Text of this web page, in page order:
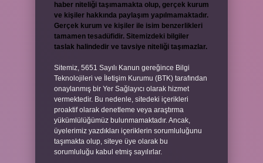
haber niteliği taşımamakta olup, gerçek kurum
ve kişiler hakkında paylaşım yapılmamaktadır.
Gerçek kurum ve kişiler ile isim benzerlikleri
tamamen tesadüfidir. Sitemizdeki bilgiler
taslak halindedir ve tavsiye niteliği taşımazlar.
Sitemiz, 5651 Sayılı Kanun gereğince Bilgi
Teknolojileri ve İletişim Kurumu (BTK) tarafından
onaylanmış bir Yer Sağlayıcı olarak hizmet
vermektedir. Bu nedenle, sitedeki içerikleri
proaktif olarak denetleme veya araştırma
yükümlülüğümüz bulunmamaktadır. Ancak,
üyelerimiz yazdıkları içeriklerin sorumluluğunu
taşımakta olup, siteye üye olarak bu
sorumluluğu kabul etmiş sayılırlar.